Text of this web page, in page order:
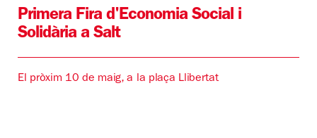
Primera Fira d'Economia Social i
Solidària a Salt
El pròxim 10 de maig, a la plaça Llibertat